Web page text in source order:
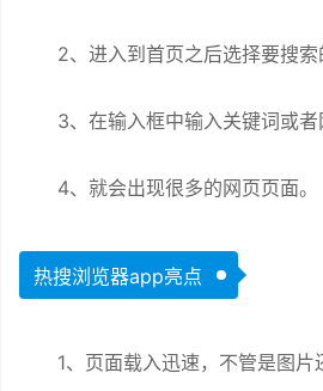
2、进入到首页之后选择要搜索
3、在输入框中输入关键词或者
4、就会出现很多的网页页面。
热搜浏览器app亮点
1、页面载入迅速，不管是图